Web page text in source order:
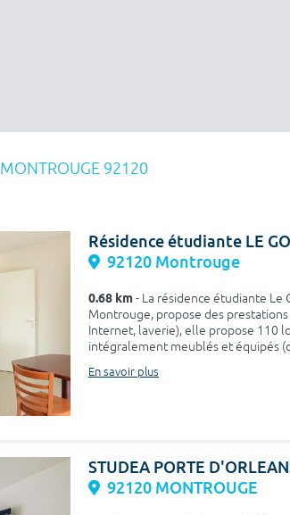
MONTROUGE 92120
Résidence étudiante LE
92120 Montrouge
0.68 km- La résidence étudiante Le
Montrouge, propose des
Internet, laverie), elle propose 110
intégralement meublés et équipés
En savoir plus
STUDEA PORTE
92120 MONTROUGE